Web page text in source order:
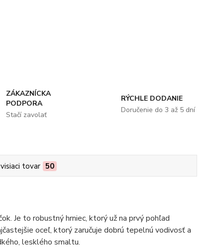
ZÁKAZNÍCKA
PODPORA
Stačí zavolať
RÝCHLE DODANIE
Doručenie do 3 až 5 dní
tovar 50
Je to robustný hrniec, ktorý už na prvý pohľad
oceľ, ktorý zaručuje dobrú tepelnú vodivosť a
lesklého smaltu.